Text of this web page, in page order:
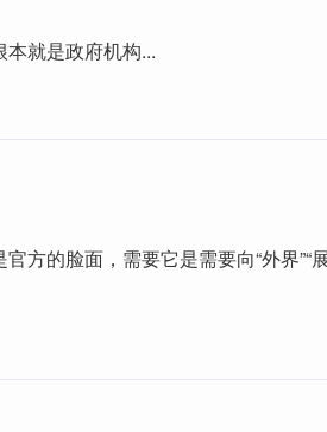
就是政府机构...
方的脸面，需要它是需要向“外界”“